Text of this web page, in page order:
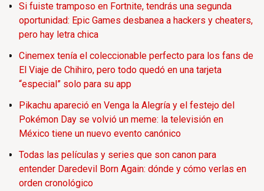
Si fuiste tramposo en Fortnite, tendrás una segunda
oportunidad: Epic Games desbanea a hackers y cheaters,
pero hay letra chica
Cinemex tenía el coleccionable perfecto para los fans de
El Viaje de Chihiro, pero todo quedó en una tarjeta
“especial” solo para su app
Pikachu apareció en Venga la Alegría y el festejo del
Pokémon Day se volvió un meme: la televisión en
México tiene un nuevo evento canónico
Todas las películas y series que son canon para
entender Daredevil Born Again: dónde y cómo verlas en
orden cronológico